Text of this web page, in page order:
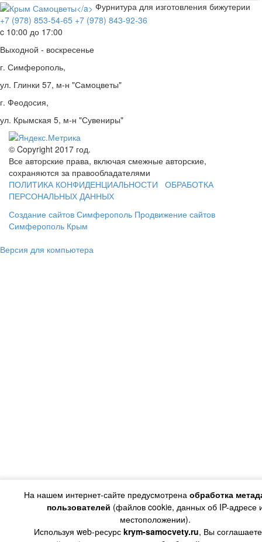
На нашем интернет-сайте предусмотрена обработка
пользователей (файлов cookie, данных об IP-адресе
местоположении).
Используя web-ресурс krym-samocvety.ru, Вы
Фурнитура для изготовления бижутерии
+7 (978) 853-54-65 +7 (978) 843-92-36
c 10:00 до 17:00
Выходной - воскресенье
г. Симферополь,
ул. Глинки 57, м-н "Самоцветы"
г. Феодосия,
ул. Крымская 5, м-н "Сувениры"
© Copyright 2017 год.
Все авторские права, включая смежные авторские,
сохраняются за правообладателями
ПОЛИТИКА КОНФИДЕНЦИАЛЬНОСТИ
ОБРАБОТКА
ПЕРСОНАЛЬНЫХ ДАННЫХ
Создание сайтов Симферополь Продвижение сайтов
Симферополь Крым
Версия для компьютера